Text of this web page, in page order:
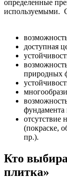
определенные
используемыми.
доступная
природных
фундамента
отсутствие
(покраске,
пр.).
Кто
плитка»